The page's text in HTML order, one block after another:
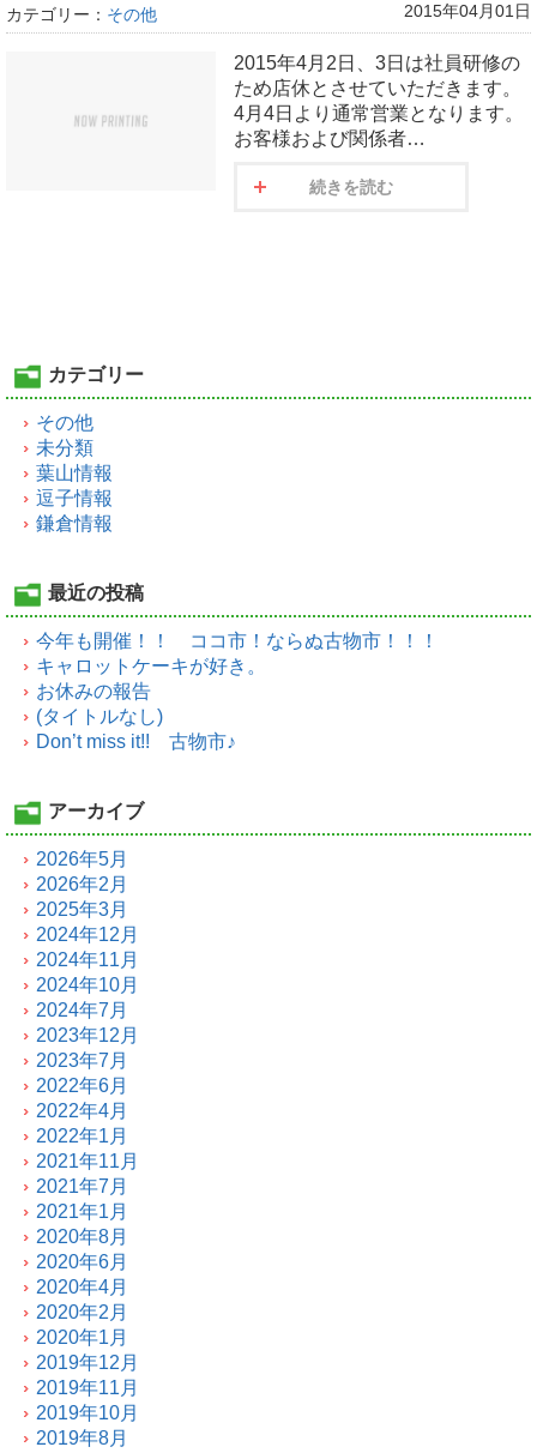
カテゴリー： その他 2015年04月01日
2015年4月2日、3日は社員研修の
ため店休とさせていただきます。
4月4日より通常営業となります。
お客様および関係者…
続きを読む
カテゴリー
その他
未分類
葉山情報
逗子情報
鎌倉情報
最近の投稿
今年も開催！！ ココ市！ならぬ古物市！！！
キャロットケーキが好き。
お休みの報告
(タイトルなし)
Don’t miss it!! 古物市♪
アーカイブ
2026年5月
2026年2月
2025年3月
2024年12月
2024年11月
2024年10月
2024年7月
2023年12月
2023年7月
2022年6月
2022年4月
2022年1月
2021年11月
2021年7月
2021年1月
2020年8月
2020年6月
2020年4月
2020年2月
2020年1月
2019年12月
2019年11月
2019年10月
2019年8月